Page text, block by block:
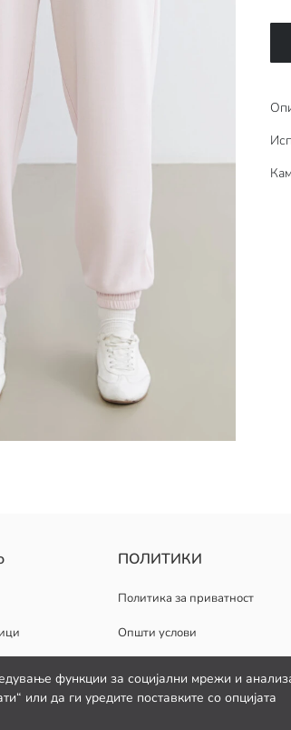
функции за социјални мрежи и
или да ги уредите поставките со опцијата
ПОЛИТИКИ
Политика за приватност
Општи услови
Изјава за приватност за видео